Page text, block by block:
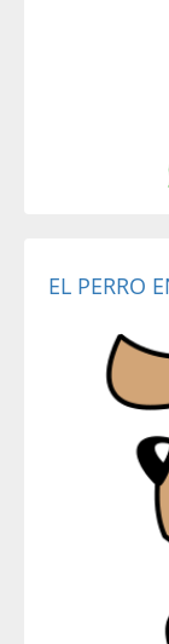
EL PERRO